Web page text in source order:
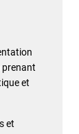
prenant
et
et